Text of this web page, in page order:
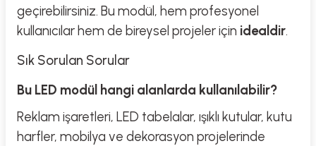
geçirebilirsiniz. Bu modül, hem profesyonel
kullanıcılar hem de bireysel projeler için idealdir.
Sık Sorulan Sorular
Bu LED modül hangi alanlarda kullanılabilir?
Reklam işaretleri, LED tabelalar, ışıklı kutular, kutu
harfler, mobilya ve dekorasyon projelerinde